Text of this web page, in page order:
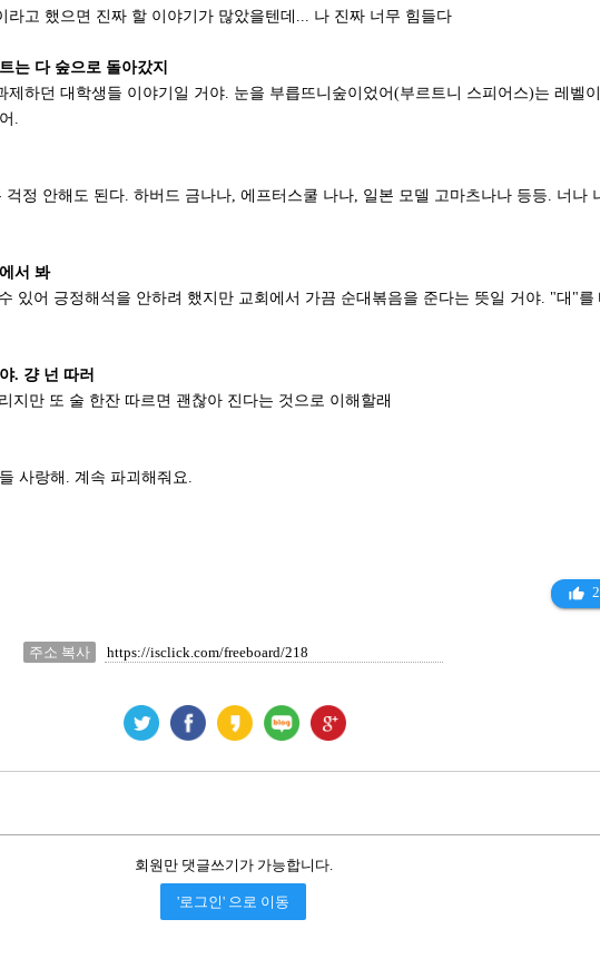
라고 했으면 진짜 할 이야기가 많았을텐데... 나 진짜 너무 힘들다
는 다 숲으로 돌아갔지
제하던 대학생들 이야기일 거야. 눈을 부릅뜨니숲이었어(부르트니 스피어스)는 레벨이
어.
정 안해도 된다. 하버드 금나나, 에프터스쿨 나나, 일본 모델 고마츠나나 등등. 너나
서 봐
있어 긍정해석을 안하려 했지만 교회에서 가끔 순대볶음을 준다는 뜻일 거야. "대"를
. 걍 넌 따러
지만 또 술 한잔 따르면 괜찮아 진다는 것으로 이해할래
사랑해. 계속 파괴해줘요.
thumb_up_alt 2
주소 복사
회원만 댓글쓰기가 가능합니다.
'로그인' 으로 이동